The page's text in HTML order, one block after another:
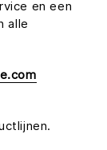
en een
alle